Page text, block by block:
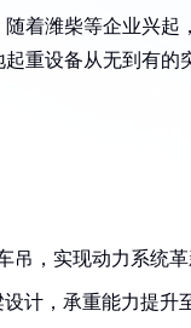
着潍柴等企业兴
重设备从无到有
吊，实现动力系统
计，承重能力提升